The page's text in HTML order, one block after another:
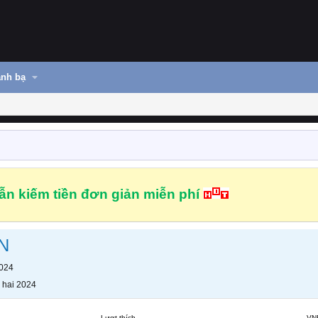
bạ
kiếm tiền đơn giản miễn phí
hai 2024